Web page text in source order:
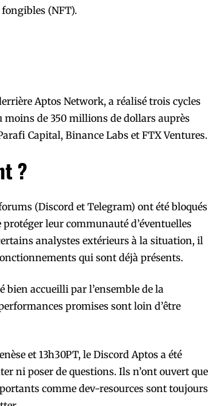
(NFT).
Aptos Network, a réalisé trois cycles
moins de 350 millions de dollars auprès
Capital, Binance Labs et FTX Ventures.
?
(Discord et Telegram) ont été bloqués
leur communauté d’éventuelles
analystes extérieurs à la situation, il
qui sont déjà présents.
bien accueilli par l’ensemble de la
promises sont loin d’être
et 13h30PT, le Discord Aptos a été
ni poser de questions. Ils n’ont ouvert que
comme dev-resources sont toujours